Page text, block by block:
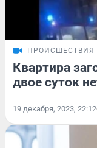
ПРОИСШЕСТВИЯ
Квартира
двое суток
19 декабря, 2023, 22:12